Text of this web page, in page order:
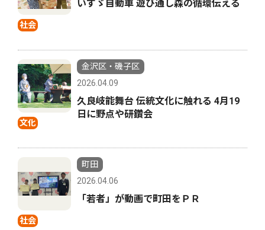
社会
いすゞ自動車 遊び通し森の循環伝える
文化
金沢区・磯子区
2026.04.09
久良岐能舞台 伝統文化に触れる 4月19
日に野点や研鑽会
社会
町田
2026.04.06
「若者」が動画で町田をＰＲ